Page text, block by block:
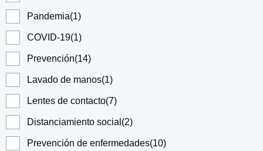
Pandemia(1)
COVID-19(1)
Prevención(14)
Lavado de manos(1)
Lentes de contacto(7)
Distanciamiento social (2)
Prevención de enfermedades(10)